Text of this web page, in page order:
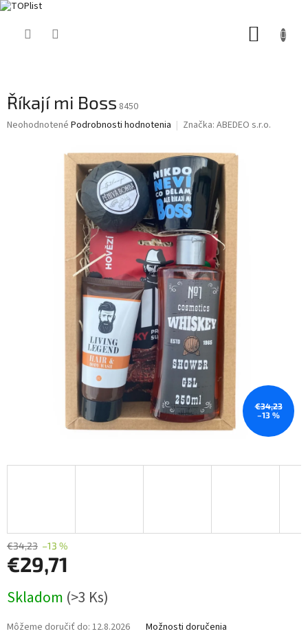
Říkají mi Boss 8450
Priemerné
Neohodnotené Podrobnosti hodnotenia Značka: ABEDEO s.r.o.
€34,23
–13 %
€34,23 –13 %
€29,71
cena:
Skladom (>3 Ks)
Môžeme doručiť do: 12.8.2026 Možnosti doručenia